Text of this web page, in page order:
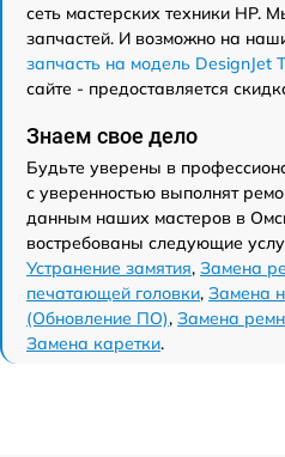
сеть мастерских техники HP.
запчастей. И возможно на
запчасть на модель DesignJet
сайте - предоставляется
Знаем свое дело
Будьте уверены в
с уверенностью выполнят
данным наших мастеров в
востребованы следующие
Устранение замятия, Замена
печатающей головки, Замена
(Обновление ПО), Замена
Замена каретки.